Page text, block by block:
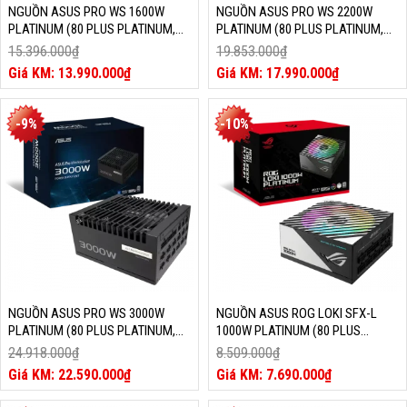
NGUỒN ASUS PRO WS 1600W
PLATINUM (80 PLUS PLATINUM,
ATX 3.1, PCIE 5.1)
15.396.000₫
Giá
gốc
là:
15.396.000₫.
13.990.000₫
Giá
hiện
tại
là:
13.990.000₫.
NGUỒN ASUS PRO WS 2200W
PLATINUM (80 PLUS PLATINUM,
ATX 3.1, PCIE 5.1)
19.853.000₫
Giá
gốc
là:
19.853.000₫.
17.990.000₫
Giá
hiện
tại
là:
17.990.000₫.
-9%
NGUỒN ASUS PRO WS 3000W
PLATINUM (80 PLUS PLATINUM,
ATX 3.1, PCIE 5.1)
24.918.000₫
Giá
gốc
22.590.000₫
Giá
-10%
NGUỒN ASUS ROG LOKI SFX-L
1000W PLATINUM (80 PLUS
PLATINUM, ARGB, ATX 3.1, PCIE
5.1)
8.509.000₫
Giá
gốc
7.690.000₫
Giá